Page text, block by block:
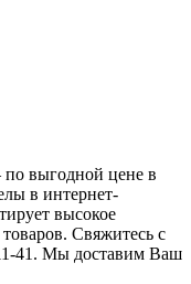
выгодной цене в
в интернет-
высокое
Свяжитесь с
41. Мы доставим Ваш